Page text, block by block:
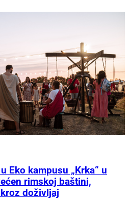
Eko kampusu „Krka“ u
rimskoj baštini,
doživljaj